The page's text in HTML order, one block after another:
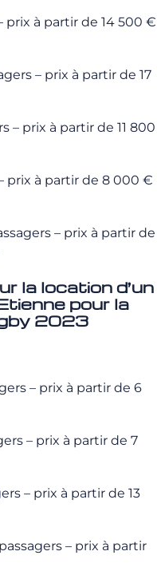
prix à partir de 14 500 €
– prix à partir de 17
– prix à partir de 11 800
prix à partir de 8 000 €
– prix à partir de
la location d’un
pour la
2023
– prix à partir de 6
– prix à partir de 7
– prix à partir de 13
– prix à partir